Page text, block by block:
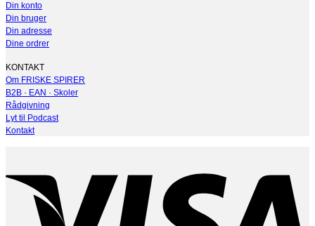
Din konto
Din bruger
Din adresse
Dine ordrer
KONTAKT
Om FRISKE SPIRER
B2B · EAN · Skoler
Rådgivning
Lyt til Podcast
Kontakt